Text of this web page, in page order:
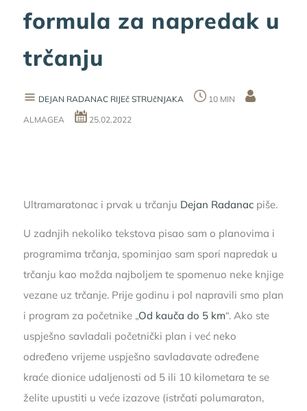
formula za napredak u
trčanju
DEJAN RADANAC RIJEč STRUčNJAKA
10 MIN
ALMAGEA
25.02.2022
Ultramaratonac i prvak u trčanju Dejan Radanacpiše.
U zadnjih nekoliko tekstova pisao sam o planovima i
programima trčanja, spominjao sam spori napredak u
trčanju kao možda najboljem te spomenuo neke knjige
vezane uz trčanje. Prije godinu i pol napravili smo plan
i program za početnike „Od kauča do 5 km“. Ako ste
uspješno savladali početnički plan i već neko
određeno vrijeme uspješno savladavate određene
kraće dionice udaljenosti od 5 ili 10 kilometara te se
želite upustiti u veće izazove (istrčati polumaraton,